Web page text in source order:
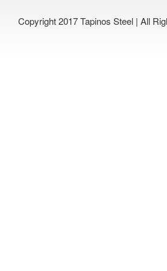
Copyright 2017 Tapinos Steel | All